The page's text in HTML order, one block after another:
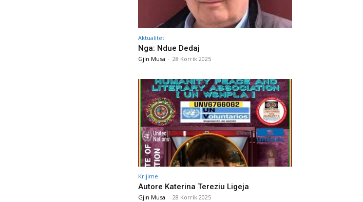
Aktualitet
Nga: Ndue Dedaj
Gjin Musa - 28 Korrik 2025
Krijime
Autore Katerina Tereziu Ligeja
Gjin Musa - 28 Korrik 2025